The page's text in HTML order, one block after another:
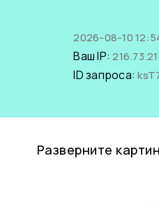
2026-08-10
Ваш IP:
ID запроса:
Разверните